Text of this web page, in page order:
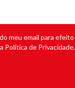
meu email para
Política de Privacidade.